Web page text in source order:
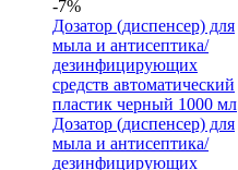
-7%
Дозатор (диспенсер) для
мыла и антисептика/
дезинфицирующих
средств автоматический
пластик черный 1000 мл
Дозатор (диспенсер) для
мыла и антисептика/
дезинфицирующих